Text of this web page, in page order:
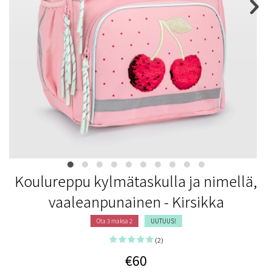
Koulureppu kylmätaskulla ja nimellä,
vaaleanpunainen - Kirsikka
Ota 3 maksa 2 UUTUUS!
(2)
€60